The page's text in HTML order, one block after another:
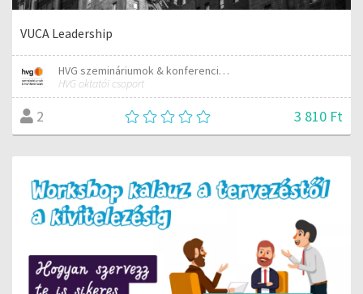
VUCA Leadership
HVG szemináriumok & konferenciák
HVG oktatói csoport
2 3 810 Ft